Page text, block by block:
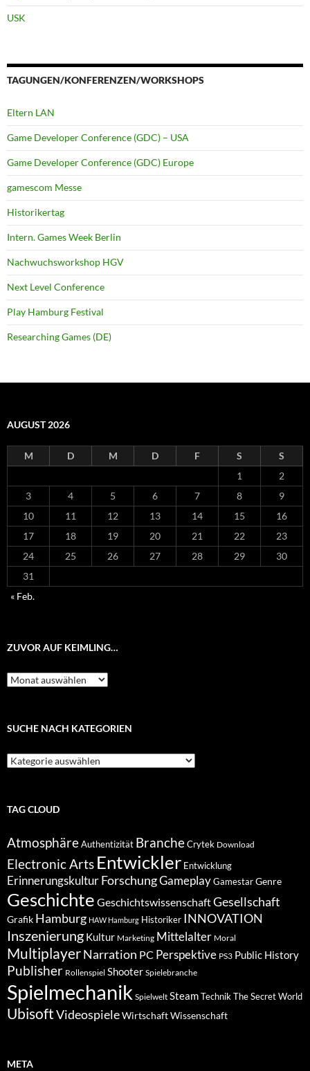
USK
TAGUNGEN/KONFERENZEN/WORKSHOPS
Eltern LAN
Game Developer Conference (GDC) – USA
Game Developer Conference (GDC) Europe
gamescom Messe
Historikertag
Intern. Games Week Berlin
Nachwuchsworkshop HGV
Next Level Conference
Play Hamburg Festival
Researching Games (DE)
AUGUST 2026
M D M D F S
S
1
2
3
4 5 6 7 8
9
10
11 12 13 14 15
16
17
18 19 20 21 22
23
24
25 26 27 28 29
30
31
« Feb.
ZUVOR AUF KEIMLING…
Zuvor
auf
SUCHE NACH KATEGORIEN
Suche
nach
TAG CLOUD
Atmosphäre Authentizität Branche Crytek Download
Electronic Arts Entwickler Entwicklung
Erinnerungskultur ForschungGameplay Gamestar Genre
Geschichte GeschichtswissenschaftGesellschaft
Grafik Hamburg HAW Hamburg Historiker INNOVATION
Inszenierung Kultur Marketing Mittelalter Moral
MultiplayerNarration PC Perspektive PS3 Public History
Publisher Rollenspiel Shooter Spielebranche
Spielmechanik Spielwelt Steam Technik The Secret World
UbisoftVideospieleWirtschaftWissenschaft
META